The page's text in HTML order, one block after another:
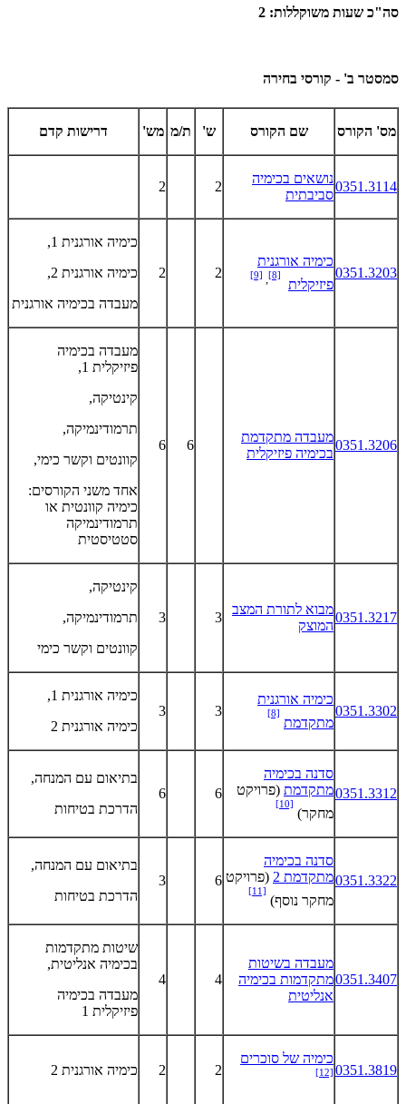
סה"כ שעות משוקללות: 2
סמסטר ב' - קורסי בחירה
מס' הקורס שם הקורס ש' ת/מ מש' דרישות קדם
0351.3114
נושאים בכימיה
סביבתית
2
2
0351.3203
כימיה אורגנית
פיזיקלית
[8]
,
[9]
2
2
כימיה אורגנית 1,
כימיה אורגנית 2,
מעבדה בכימיה אורגנית
0351.3206
מעבדה מתקדמת
בכימיה פיזיקלית
6
6
מעבדה בכימיה
פיזיקלית 1,
קינטיקה,
תרמודינמיקה,
קוונטים וקשר כימי,
אחד משני הקורסים:
כימיה קוונטית או
תרמודינמיקה
סטטיסטית
0351.3217
מבוא לתורת המצב
המוצק
3
3
קינטיקה,
תרמודינמיקה,
קוונטים וקשר כימי
0351.3302
כימיה אורגנית
מתקדמת
[8]
3
3
כימיה אורגנית 1,
כימיה אורגנית 2
0351.3312
סדנה בכימיה
מתקדמת (פרויקט
מחקר)
[10]
6
6
בתיאום עם המנחה,
הדרכת בטיחות
0351.3322
סדנה בכימיה
מתקדמת 2
(פרויקט
מחקר נוסף)
[11]
6
3
בתיאום עם המנחה,
הדרכת בטיחות
0351.3407
מעבדה בשיטות
מתקדמות בכימיה
אנליטית
4
4
שיטות מתקדמות
בכימיה אנליטית,
מעבדה בכימיה
פיזיקלית 1
0351.3819
כימיה של סוכרים
[12]
2
2 כימיה אורגנית 2